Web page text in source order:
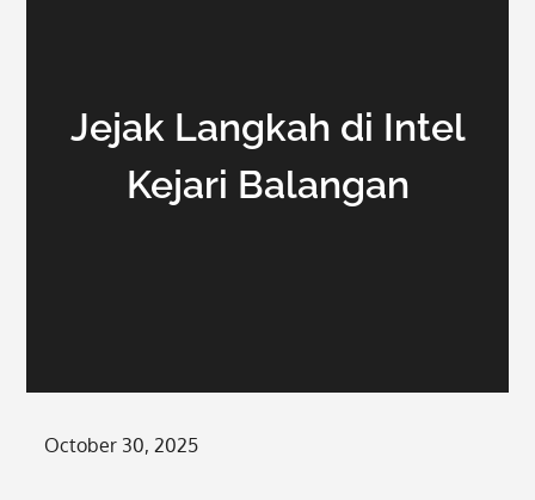
Jejak Langkah di Intel
Kejari Balangan
Posted
October 30, 2025